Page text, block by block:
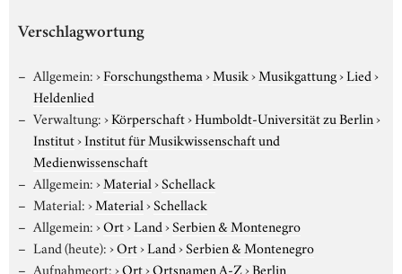
Verschlagwortung
Allgemein:›Forschungsthema›Musik›Musikgattung›Lied›
Heldenlied
Verwaltung:›Körperschaft›Humboldt-Universität zu Berlin›
Institut›Institut für Musikwissenschaft und
Medienwissenschaft
Allgemein:›Material›Schellack
Material:›Material›Schellack
Allgemein:›Ort›Land›Serbien & Montenegro
Land (heute):›Ort›Land›Serbien & Montenegro
Aufnahmeort:›Ort›Ortsnamen A-Z›Berlin